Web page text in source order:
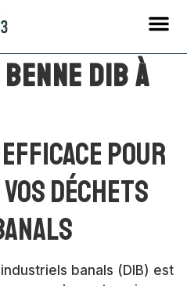
DIB à
pour
déchets
banals (DIB) est